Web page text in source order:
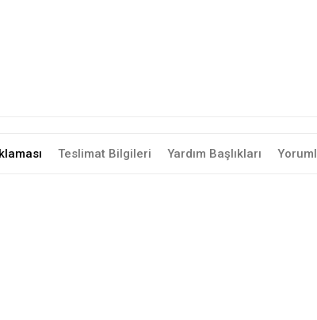
Teslimat Bilgileri Yardım Başlıkları